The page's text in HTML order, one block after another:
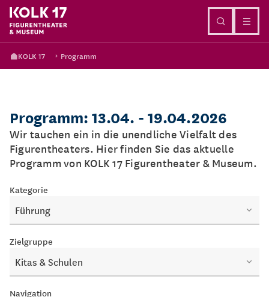
KOLK 17 Programm
Programm: 13.04. - 19.04.2026
Wir tauchen ein in die unendliche Vielfalt des
Figurentheaters. Hier finden Sie das aktuelle
Programm von KOLK 17 Figurentheater & Museum.
Kategorie
Führung
Zielgruppe
Kitas & Schulen
Navigation